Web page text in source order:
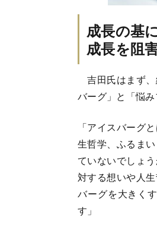
成長の基
成長を阻
吉田氏はまず、
バーグ」と「悩み
「アイスバーグ
生哲学、ふるま
ていないでしょ
対する想いや人
バーグを大きく
す」